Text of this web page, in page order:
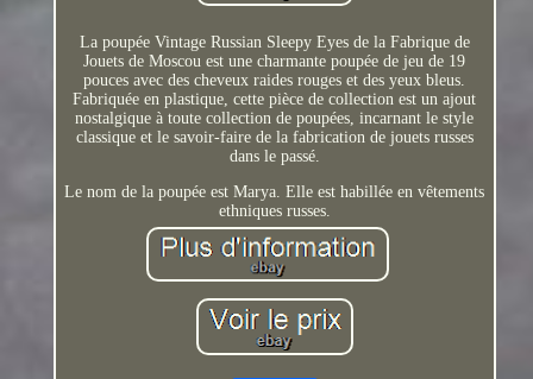
La poupée Vintage Russian Sleepy Eyes de la Fabrique de
Jouets de Moscou est une charmante poupée de jeu de 19
pouces avec des cheveux raides rouges et des yeux bleus.
Fabriquée en plastique, cette pièce de collection est un ajout
nostalgique à toute collection de poupées, incarnant le style
classique et le savoir-faire de la fabrication de jouets russes
dans le passé.
Le nom de la poupée est Marya. Elle est habillée en vêtements
ethniques russes.